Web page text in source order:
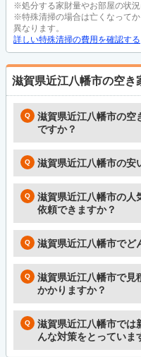
※処分する家財量やお部屋の状況
※特殊清掃の場合は亡くなって
異なります。
詳しい特殊清掃の費用を確認する
滋賀県近江八幡市の空き
滋賀県近江八幡市の空
ですか？
滋賀県近江八幡市の安
滋賀県近江八幡市の人
依頼できますか？
滋賀県近江八幡市でど
滋賀県近江八幡市で見
かかりますか？
滋賀県近江八幡市では
んな対策をとっていま